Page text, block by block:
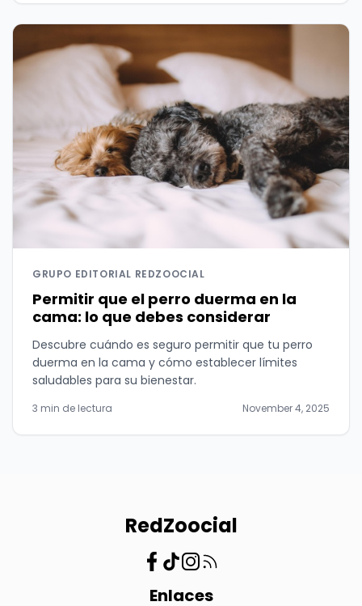
GRUPO EDITORIAL REDZOOCIAL
Permitir que el perro duerma en la
cama: lo que debes considerar
Descubre cuándo es seguro permitir que tu perro
duerma en la cama y cómo establecer límites
saludables para su bienestar.
3 min de lectura November 4, 2025
RedZoocial
Enlaces